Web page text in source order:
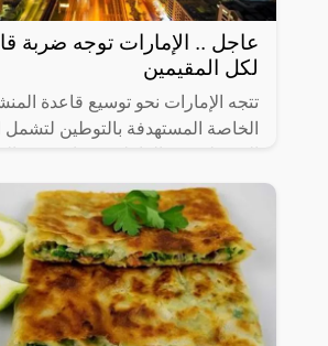
عاجل .. الإمارات توجه ضربة
لكل المقيمين
تتجه الإمارات نحو توسيع قاعدة
الخاصة المستهدفة بالتوطين
عاملاً، في 14 نشاطاً اقتصادياً رئيساً تم